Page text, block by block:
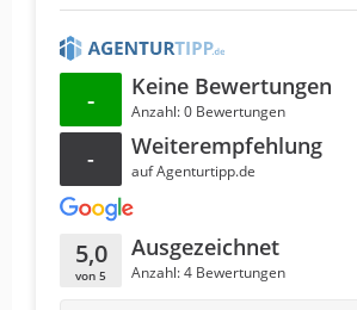
- Keine Bewertungen
Anzahl: 0 Bewertungen
- Weiterempfehlung
auf Agenturtipp.de
5,0
von 5
Ausgezeichnet
Anzahl: 4 Bewertungen